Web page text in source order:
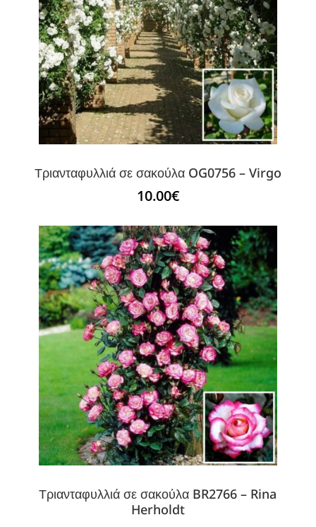
Τριανταφυλλιά σε σακούλα OG0756 – Virgo
10.00€
Τριανταφυλλιά σε σακούλα BR2766 – Rina
Herholdt